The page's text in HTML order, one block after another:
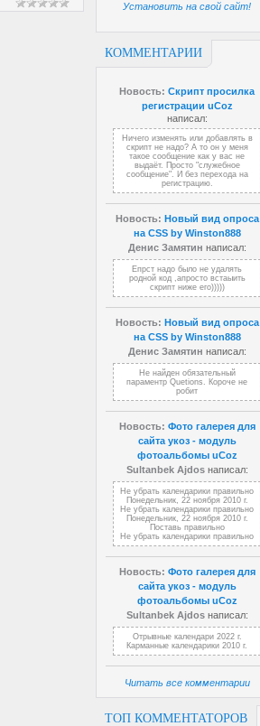
Установить на свой сайт!
КОММЕНТАРИИ
Новость: Скрипт просилка
регистрации uCoz
написал:
Ничего изменять или добавлять в
скрипт не надо? А то он у меня
такое сообщение как у вас не
выдаёт. Просто "служебное
сообщение". И без перехода на
регистрацию.
Новость: Новый вид опроса
на CSS by Winston888
Денис Замятин написал:
Епрст надо было не удалять
родной код ,апросто встаыить
скрипт ниже его)))))
Новость: Новый вид опроса
на CSS by Winston888
Денис Замятин написал:
Не найден обязательный
параментр Quetions. Короче не
робит
Новость: Фото галерея для
сайта укоз - модуль
фотоальбомы uCoz
Sultanbek Ajdosнаписал:
Не убрать календарики правильно
Понедельник, 22 ноября 2010 г.
Не убрать календарики правильно
Понедельник, 22 ноября 2010 г.
Поставь правильно
Не убрать календарики правильно
Новость: Фото галерея для
сайта укоз - модуль
фотоальбомы uCoz
Sultanbek Ajdosнаписал:
Отрывные календари 2022 г.
Карманные календарики 2010 г.
Читать все комментарии
ТОП КОММЕНТАТОРОВ